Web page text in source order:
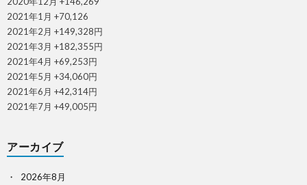
2021年1月 +70,126
2021年2月 +149,328円
2021年3月 +182,355円
2021年4月 +69,253円
2021年5月 +34,060円
2021年6月 +42,314円
2021年7月 +49,005円
アーカイブ
2026年8月